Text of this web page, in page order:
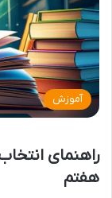
آموزش
راهنمای
هفتم